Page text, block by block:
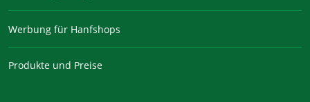
Werbung für Hanfshops
Produkte und Preise